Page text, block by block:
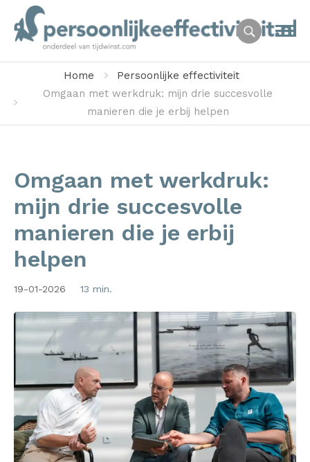
Home
Persoonlijke effectiviteit
Omgaan met werkdruk: mijn drie succesvolle
manieren die je erbij helpen
Omgaan met werkdruk:
mijn drie succesvolle
manieren die je erbij
helpen
19-01-2026 13 min.